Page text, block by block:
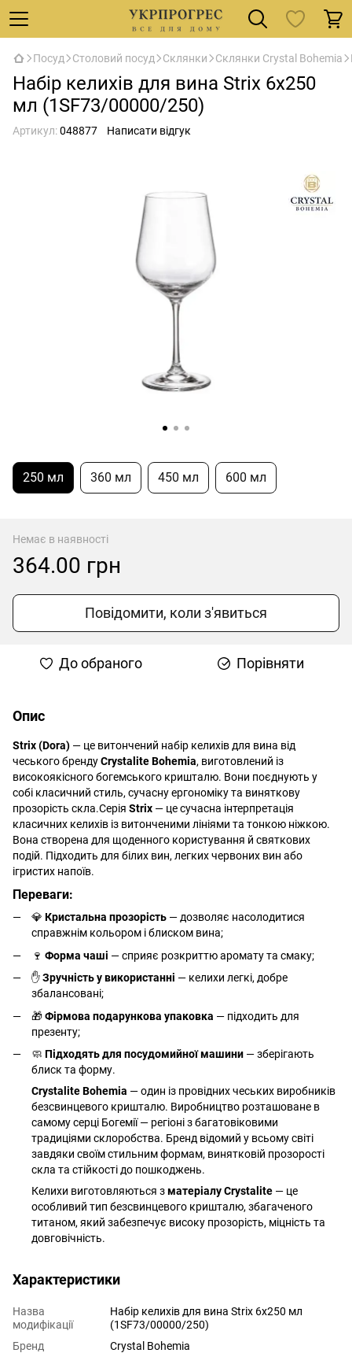
Посуд Столовий посуд Склянки Склянки Crystal Bohemia
Набір келихів для вина Strix 6x250
мл (1SF73/00000/250)
Артикул:048877 Написати відгук
250 мл 360 мл 450 мл 600 мл
Немає в наявності
364.00 грн
Повідомити, коли з'явиться
До обраного Порівняти
Опис
Strix (Dora) — це витончений набір келихів для вина від
чеського брендуCrystalite Bohemia, виготовлений із
високоякісного богемського кришталю. Вони поєднують у
собі класичний стиль, сучасну ергономіку та виняткову
прозорість скла.Серія Strix — це сучасна інтерпретація
класичних келихів із витонченими лініями та тонкою ніжкою.
Вона створена для щоденного користування й святкових
подій. Підходить для білих вин, легких червоних вин або
ігристих напоїв.
Переваги:
💎 Кристальна прозорість — дозволяє насолодитися
справжнім кольором і блиском вина;
🍷 Форма чаші — сприяє розкриттю аромату та смаку;
✋Зручність у використанні — келихи легкі, добре
збалансовані;
🎁Фірмова подарункова упаковка — підходить для
презенту;
🧼 Підходять для посудомийної машини — зберігають
блиск та форму.
Crystalite Bohemia — один із провідних чеських виробників
безсвинцевого кришталю. Виробництво розташоване в
самому серці Богемії — регіоні з багатовіковими
традиціями склоробства. Бренд відомий у всьому світі
завдяки своїм стильним формам, винятковій прозорості
скла та стійкості до пошкоджень.
Келихи виготовляються зматеріалу Crystalite — це
особливий тип безсвинцевого кришталю, збагаченого
титаном, який забезпечує високу прозорість, міцність та
довговічність.
Характеристики
Назва
модифікації
Набір келихів для вина Strix 6x250 мл
(1SF73/00000/250)
Бренд
Crystal Bohemia